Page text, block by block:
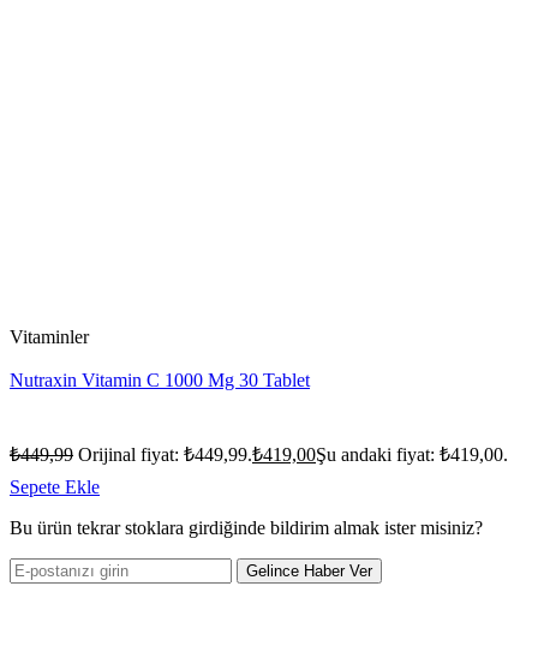
Vitaminler
Nutraxin Vitamin C 1000 Mg 30 Tablet
₺449,99 Orijinal fiyat: ₺449,99.₺419,00Şu andaki fiyat: ₺419,00.
Sepete Ekle
Bu ürün tekrar stoklara girdiğinde bildirim almak ister misiniz?
Gelince Haber Ver